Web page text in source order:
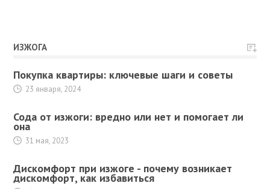
ИЗЖОГА
Покупка квартиры: ключевые шаги и советы
23 января, 2024
Сода от изжоги: вредно или нет и помогает ли
она
31 мая, 2023
Дискомфорт при изжоге - почему возникает
дискомфорт, как избавиться